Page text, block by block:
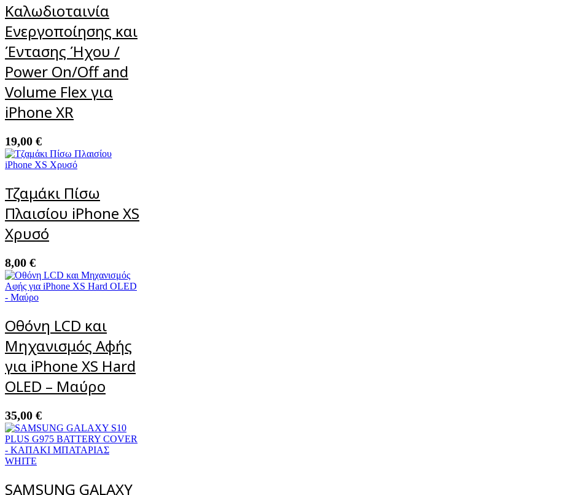
Καλωδιοταινία
Ενεργοποίησης και
Έντασης Ήχου /
Power On/Off and
Volume Flex για
iPhone XR
19,00 €
Τζαμάκι Πίσω
Πλαισίου iPhone XS
Χρυσό
8,00 €
Οθόνη LCD και
Μηχανισμός Αφής
για iPhone XS Hard
OLED – Μαύρο
35,00 €
SAMSUNG GALAXY